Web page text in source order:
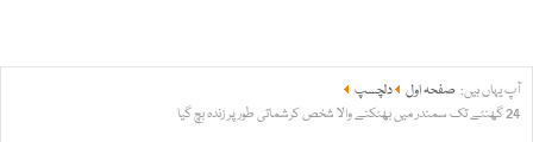
آپ یہاں ہیں: صفحہ اول
دلچسپ
24 گھنٹے تک سمندر میں بھٹکنے والا شخص کرشماتی طور پر زندہ بچ گیا